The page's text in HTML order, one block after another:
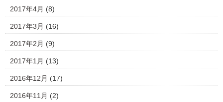
2017年4月 (8)
2017年3月 (16)
2017年2月 (9)
2017年1月 (13)
2016年12月 (17)
2016年11月 (2)